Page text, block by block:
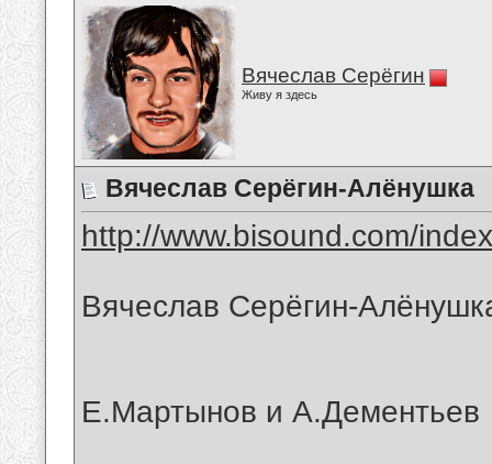
Вячеслав Серёгин
Живу я здесь
Вячеслав Серёгин-Алёнушка
http://www.bisound.com/
Вячеслав Серёгин-
Е.Мартынов и А.Дементьев